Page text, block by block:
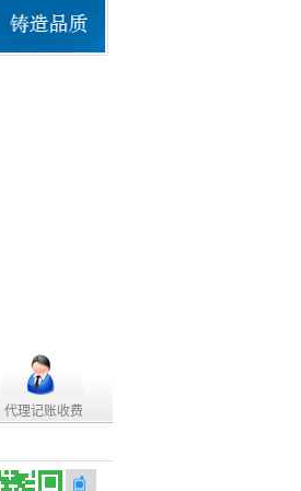
代理记账收费